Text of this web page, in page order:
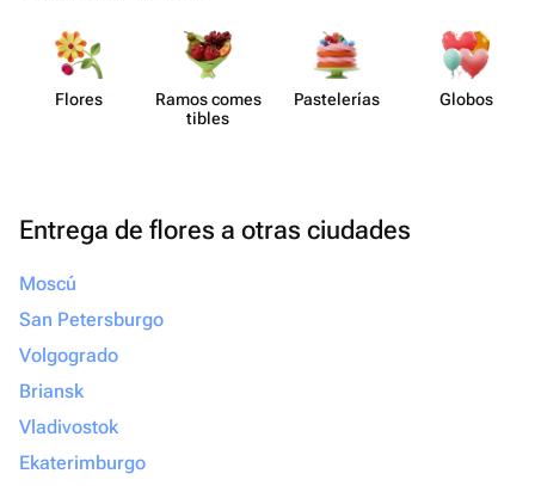
Flores
Ramos comes​
tibles
Paste​lerías Globos
Entrega de flores a otras ciudades
Moscú
San Petersburgo
Volgogrado
Briansk
Vladivostok
Ekaterimburgo